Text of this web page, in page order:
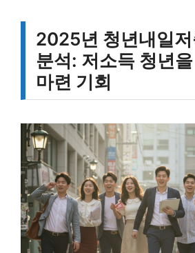
2025년 청년내일
분석: 저소득 청년
마련 기회